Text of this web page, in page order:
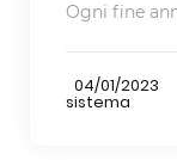
Ogni fine
04/01/2023
sistema